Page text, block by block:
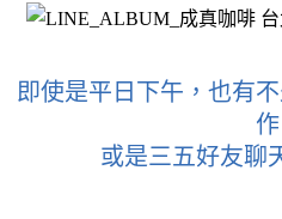
即使是平日下午，也有
作
或是三五好友聊